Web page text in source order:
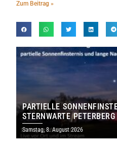
Zum Beitrag »
PARTIELLE
STERNWARTE
IHRE TORE
Samstag, 8. August 2026